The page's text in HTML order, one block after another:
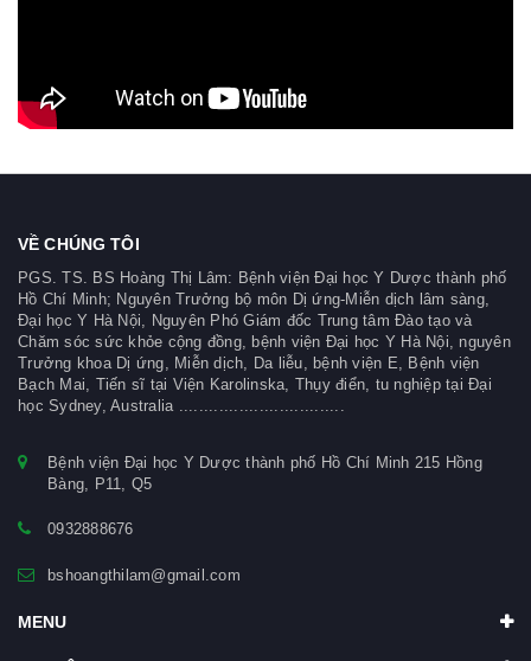
VỀ CHÚNG TÔI
PGS. TS. BS Hoàng Thị Lâm: Bệnh viện Đại học Y Dược thành phố
Hồ Chí Minh; Nguyên Trưởng bộ môn Dị ứng-Miễn dịch lâm sàng,
Đại học Y Hà Nội, Nguyên Phó Giám đốc Trung tâm Đào tạo và
Chăm sóc sức khỏe cộng đồng, bệnh viện Đại học Y Hà Nội, nguyên
Trưởng khoa Dị ứng, Miễn dịch, Da liễu, bệnh viện E, Bệnh viện
Bạch Mai, Tiến sĩ tại Viện Karolinska, Thụy điển, tu nghiệp tại Đại
học Sydney, Australia .................................
Bệnh viện Đại học Y Dược thành phố Hồ Chí Minh 215 Hồng
Bàng, P11, Q5
0932888676
bshoangthilam@gmail.com
MENU